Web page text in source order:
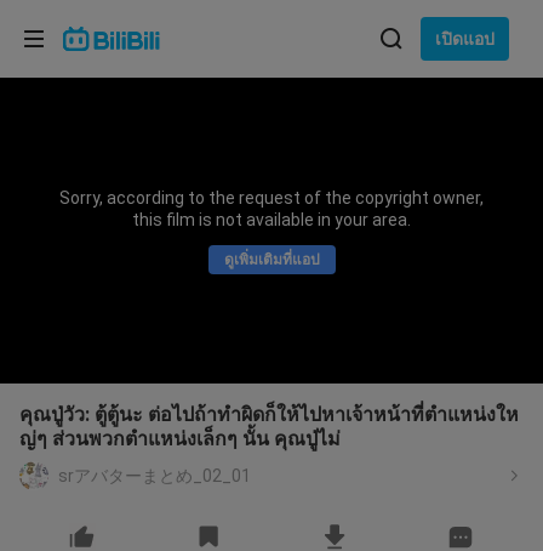
เปิดแอป
Sorry, according to the request of the copyright owner,
this film is not available in your area.
ดูเพิ่มเติมที่แอป
คุณปู่วัว: ตู้ตู้นะ ต่อไปถ้าทำผิดก็ให้ไปหาเจ้าหน้าที่ตำแหน่งให
ญ่ๆ ส่วนพวกตำแหน่งเล็กๆ นั้น คุณปู่ไม่
srアバターまとめ_02_01
เลือกภาษา